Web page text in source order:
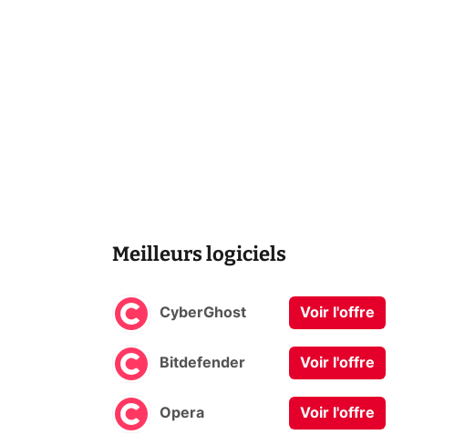
Meilleurs logiciels
CyberGhost Voir l'offre
Bitdefender Voir l'offre
Opera Voir l'offre